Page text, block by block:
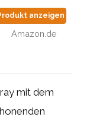
anzeigen
Amazon.de
mit dem